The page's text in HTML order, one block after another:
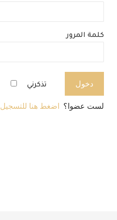
كلمة المرور
تذكرني
لست عضوا؟ اضغط هنا للتسجيل